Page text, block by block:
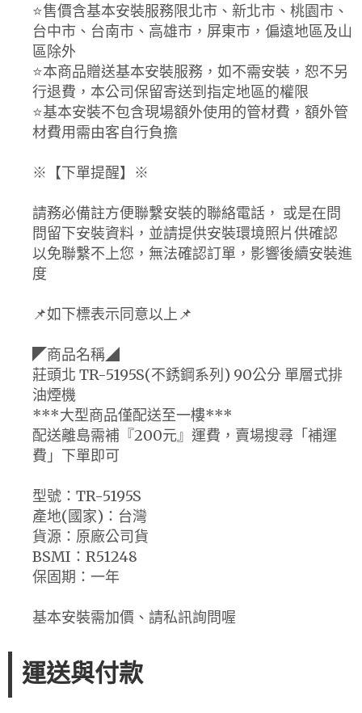
⭐️售價含基本安裝服務限北市、新北市、桃園市、
台中市、台南市、高雄市，屏東市，偏遠地區及山
區除外
⭐️本商品贈送基本安裝服務，如不需安裝，恕不另
行退費，本公司保留寄送到指定地區的權限
⭐️基本安裝不包含現場額外使用的管材費，額外管
材費用需由客自行負擔
※【下單提醒】※
請務必備註方便聯繫安裝的聯絡電話， 或是在問
問留下安裝資料，並請提供安裝環境照片供確認
以免聯繫不上您，無法確認訂單，影響後續安裝進
度
📌如下標表示同意以上📌
◤商品名稱◢
莊頭北 TR-5195S(不銹鋼系列) 90公分 單層式排
油煙機
***大型商品僅配送至一樓***
配送離島需補『200元』運費，賣場搜尋「補運
費」下單即可
型號：TR-5195S
產地(國家)：台灣
貨源：原廠公司貨
BSMI：R51248
保固期：一年
基本安裝需加價、請私訊詢問喔
運送與付款